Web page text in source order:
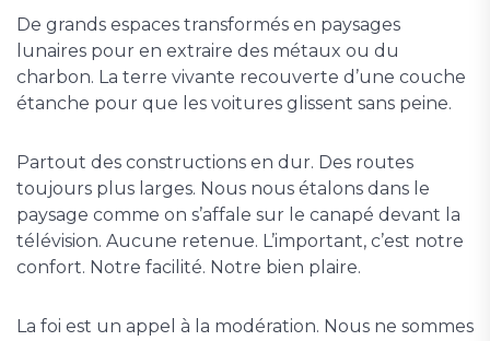
De grands espaces transformés en paysages
lunaires pour en extraire des métaux ou du
charbon. La terre vivante recouverte d’une couche
étanche pour que les voitures glissent sans peine.
Partout des constructions en dur. Des routes
toujours plus larges. Nous nous étalons dans le
paysage comme on s’affale sur le canapé devant la
télévision. Aucune retenue. L’important, c’est notre
confort. Notre facilité. Notre bien plaire.
La foi est un appel à la modération. Nous ne sommes